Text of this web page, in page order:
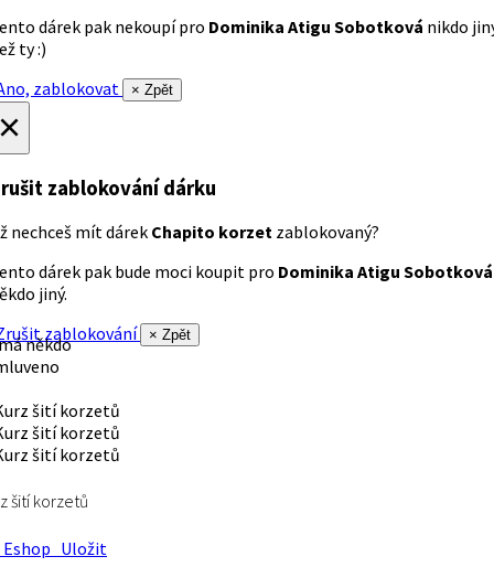
dárek pak nekoupí pro Dominika Atigu Sobotková nikdo
ty :)
zablokovat
× Zpět
zablokování dárku
nechceš mít dárek Chapito korzet zablokovaný?
dárek pak bude moci koupit pro Dominika Atigu Sobotková
jiný.
zablokování
× Zpět
někdo
šití korzetů
Uložit